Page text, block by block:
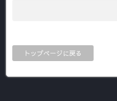
トップページに戻る